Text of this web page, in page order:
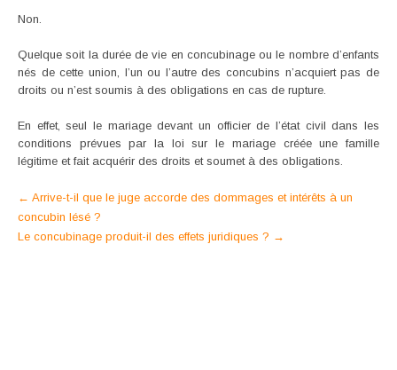
Non.
Quelque soit la durée de vie en concubinage ou le nombre d’enfants
nés de cette union, l’un ou l’autre des concubins n’acquiert pas de
droits ou n’est soumis à des obligations en cas de rupture.
En effet, seul le mariage devant un officier de l’état civil dans les
conditions prévues par la loi sur le mariage créée une famille
légitime et fait acquérir des droits et soumet à des obligations.
Post
navigation
← Arrive-t-il que le juge accorde des dommages et intérêts à un
concubin lésé ?
Le concubinage produit-il des effets juridiques ? →